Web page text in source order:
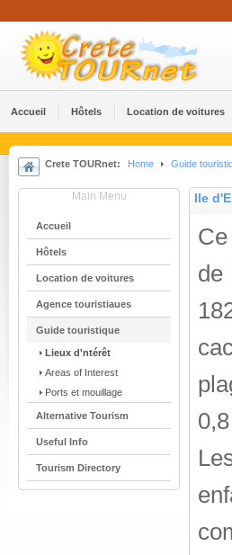
Accueil Hôtels Location de voitures
Crete TOURnet: Home Guide
Main Menu
Accueil
Hôtels
Location de voitures
Agence touristiaues
Guide touristique
Lieux d'ntérêt
Areas of Interest
Ports et mouillage
Alternative Tourism
Useful Info
Tourism Directory
Ile
de